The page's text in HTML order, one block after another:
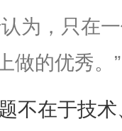
为，只在
做的优秀。”
不在于技